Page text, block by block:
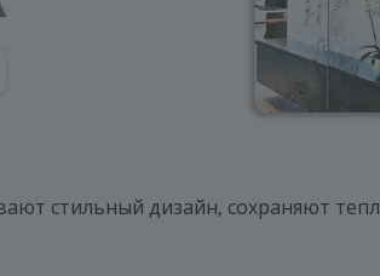
стильный дизайн, сохраняют